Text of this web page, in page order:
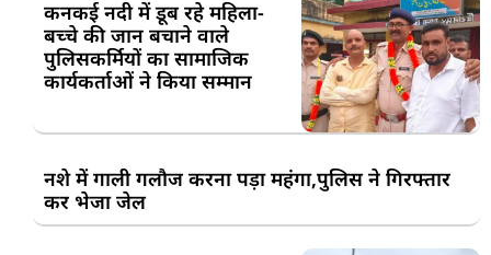
कनकई नदी में डूब रहे महिला-
बच्चे की जान बचाने वाले
पुलिसकर्मियों का सामाजिक
कार्यकर्ताओं ने किया सम्मान
नशे में गाली गलौज करना पड़ा महंगा,पुलिस ने गिरफ्तार
कर भेजा जेल